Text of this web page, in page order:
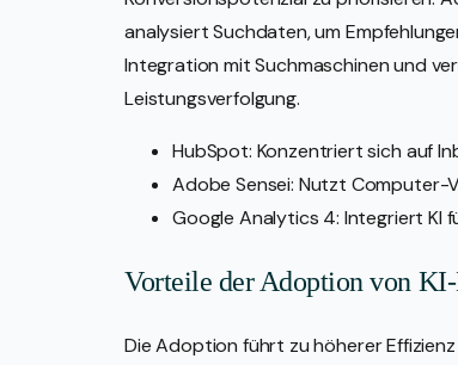
analysiert Suchdaten, um
Integration mit Suchmaschinen und
Leistungsverfolgung.
HubSpot: Konzentriert sich auf
Adobe Sensei: Nutzt Computer-
Google Analytics 4: Integriert KI
Vorteile der Adoption von
Die Adoption führt zu höherer